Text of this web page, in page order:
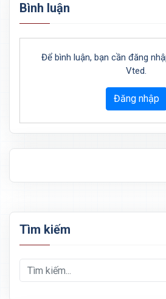
Bình luận
Để bình luận, bạn cần đăng
Vted.
Đăng nhập
Tìm kiếm